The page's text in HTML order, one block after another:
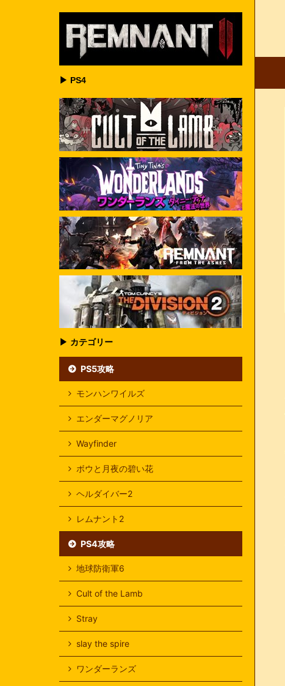
▶ PS4
▶ カテゴリー
PS5攻略
モンハンワイルズ
エンダーマグノリア
Wayfinder
ボウと月夜の碧い花
ヘルダイバー2
レムナント2
PS4攻略
地球防衛軍6
Cult of the Lamb
Stray
slay the spire
ワンダーランズ